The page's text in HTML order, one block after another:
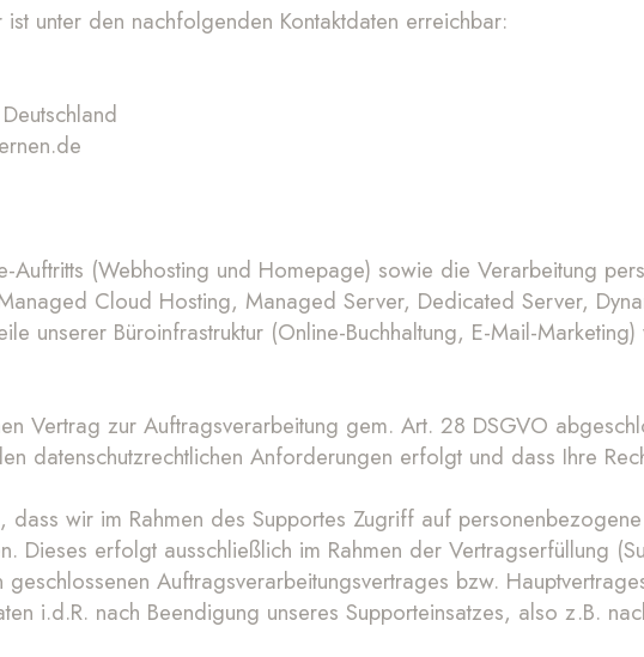
ist unter den nachfolgenden Kontaktdaten erreichbar:
Auftritts (Webhosting und Homepage) sowie die Verarbeitung
Cloud Hosting, Managed Server, Dedicated Server,
unserer Büroinfrastruktur (Online-Buchhaltung, E-Mail-
Vertrag zur Auftragsverarbeitung gem. Art. 28 DSGVO
datenschutzrechtlichen Anforderungen erfolgt und dass Ihre
dass wir im Rahmen des Supportes Zugriff auf
Dieses erfolgt ausschließlich im Rahmen der Vertragserfüllung
geschlossenen Auftragsverarbeitungsvertrages bzw.
i.d.R. nach Beendigung unseres Supporteinsatzes, also z.B.